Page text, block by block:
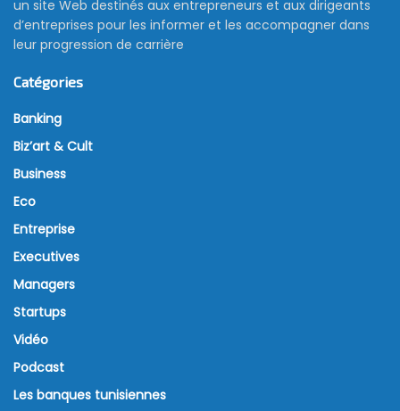
un site Web destinés aux entrepreneurs et aux dirigeants
d’entreprises pour les informer et les accompagner dans
leur progression de carrière
Catégories
Banking
Biz’art & Cult
Business
Eco
Entreprise
Executives
Managers
Startups
Vidéo
Podcast
Les banques tunisiennes